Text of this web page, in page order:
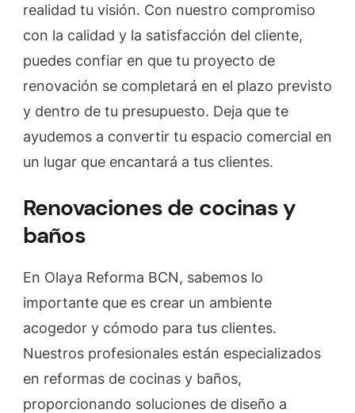
realidad tu visión. Con nuestro compromiso
con la calidad y la satisfacción del cliente,
puedes confiar en que tu proyecto de
renovación se completará en el plazo previsto
y dentro de tu presupuesto. Deja que te
ayudemos a convertir tu espacio comercial en
un lugar que encantará a tus clientes.
Renovaciones de cocinas y
baños
En Olaya Reforma BCN, sabemos lo
importante que es crear un ambiente
acogedor y cómodo para tus clientes.
Nuestros profesionales están especializados
en reformas de cocinas y baños,
proporcionando soluciones de diseño a